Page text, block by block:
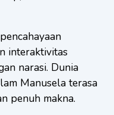
interaktivitas
narasi. Dunia
Manusela terasa
penuh makna.